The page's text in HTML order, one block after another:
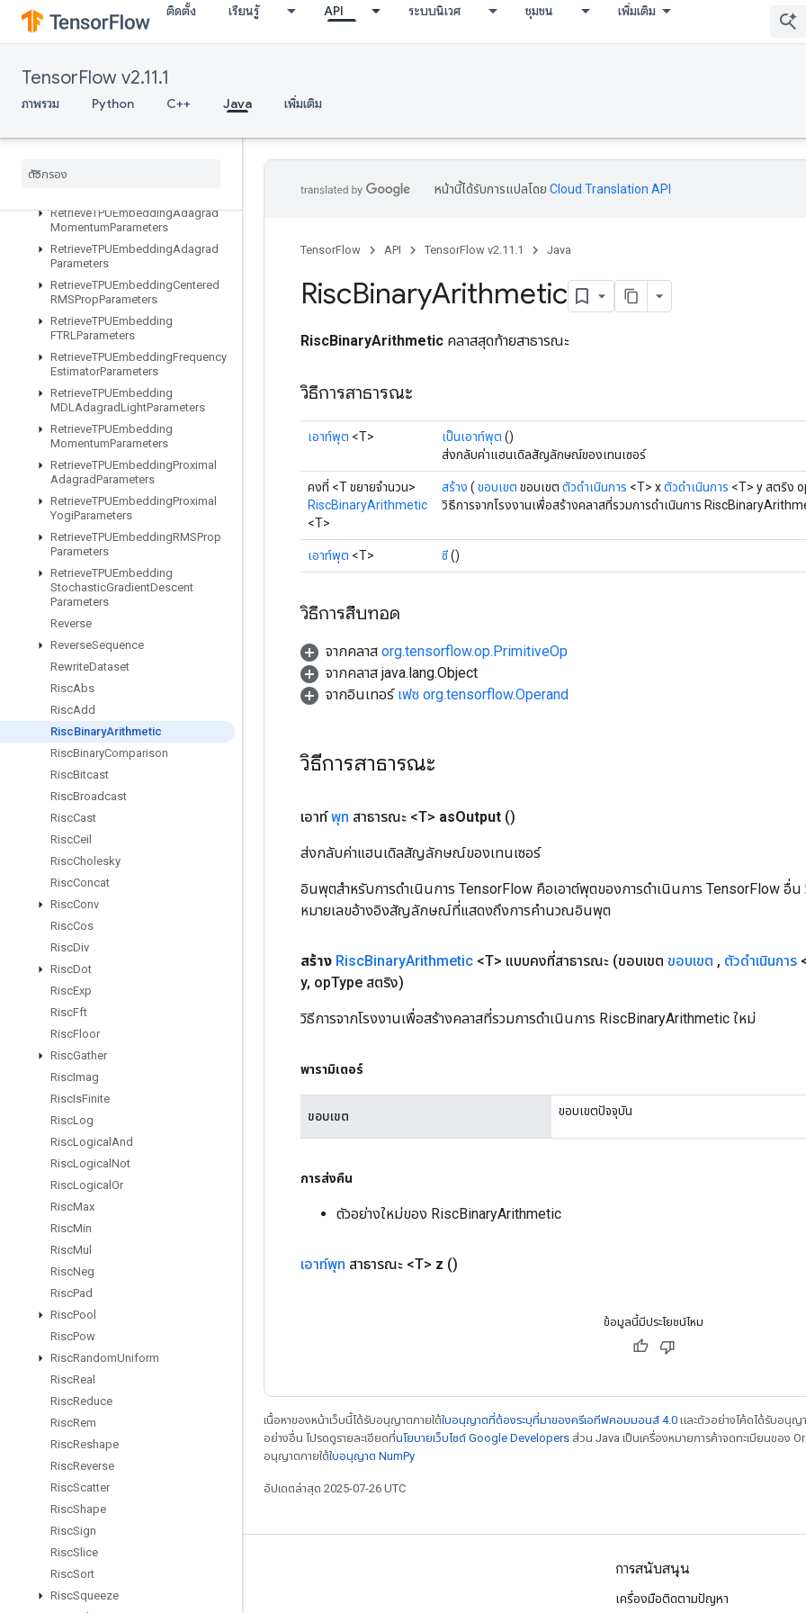
ติดตั้ง เรียนรู้ API ระบบนิเวศ ชุมชน เพิ่มเติม
TensorFlow v2.11.1
ภาพรวม Python C++ Java เพิ่มเติม
ResourceScatterUpdate
ResourceSparseApplyAdagradV2
ResourceStridedSliceAssign
RetrieveAllTPUEmbeddingParame
RetrieveTPUEmbedding
Retrieve
RetrieveTPUEmbeddingAdagrad
MomentumParameters
RetrieveTPUEmbeddingAdagrad
Parameters
RetrieveTPUEmbeddingCentered
RMSPropParameters
RetrieveTPUEmbedding
FTRLParameters
RetrieveTPUEmbeddingFrequency
EstimatorParameters
RetrieveTPUEmbedding
MDLAdagradLightParameters
RetrieveTPUEmbedding
MomentumParameters
RetrieveTPUEmbeddingProximal
AdagradParameters
RetrieveTPUEmbeddingProximal
YogiParameters
RetrieveTPUEmbeddingRMSProp
Parameters
RetrieveTPUEmbedding
StochasticGradientDescent
Parameters
Reverse
ReverseSequence
RewriteDataset
RiscAbs
RiscAdd
RiscBinaryArithmetic
RiscBinaryComparison
RiscBitcast
RiscBroadcast
RiscCast
RiscCeil
RiscCholesky
RiscConcat
RiscConv
RiscCos
RiscDiv
RiscDot
RiscExp
RiscFft
RiscFloor
RiscGather
RiscImag
RiscIsFinite
RiscLog
RiscLogical And
RiscLogical Not
RiscLogical Or
RiscMax
RiscMin
RiscMul
RiscNeg
RiscPad
RiscPool
RiscPow
RiscRandomUniform
RiscReal
RiscReduce
RiscRem
RiscReshape
RiscReverse
RiscScatter
RiscShape
RiscSign
RiscSlice
RiscSort
RiscSqueeze
หน้านี้ได้รับการแปลโดย Cloud Translation API
TensorFlow API TensorFlow v2.11.1 Java
RiscBinaryArithmetic
RiscBinaryArithmetic คลาสสุดท้ายสาธารณะ
วิธีการสาธารณะ
เอาท์พุต <T> เป็นเอาท์พุต ()
ส่งกลับค่าแฮนเดิลสัญลักษณ์ของเทนเซอร์
คงที่ <T ขยายจำนวน>
RiscBinaryArithmetic
<T>
สร้าง ( ขอบเขต ขอบเขต ตัวดำเนินการ <T> xตัวดำเนินการ <T> y สตริง
วิธีการจากโรงงานเพื่อสร้างคลาสที่รวมการดำเนินการ
เอาท์พุต <T> ซี()
วิธีการสืบทอด
จากคลาส org.tensorflow.op.PrimitiveOp
จากคลาส java.lang.Object
จากอินเทอร์ เฟซ org.tensorflow.Operand
วิธีการสาธารณะ
เอาท์พุท สาธารณะ <T> asOutput ()
ส่งกลับค่าแฮนเดิลสัญลักษณ์ของเทนเซอร์
อินพุตสำหรับการดำเนินการ TensorFlow คือเอาต์พุตของการดำเนินการ TensorFlow อื่น
หมายเลขอ้างอิงสัญลักษณ์ที่แสดงถึงการคำนวณอินพุต
สร้าง RiscBinaryArithmetic <T> แบบคงที่สาธารณะ (ขอบเขต ขอบเขต , ตัวดำเนินการ
y, opType สตริง)
วิธีการจากโรงงานเพื่อสร้างคลาสที่รวมการดำเนินการ RiscBinaryArithmetic ใหม่
พารามิเตอร์
ขอบเขต ขอบเขตปัจจุบัน
การส่งคืน
ตัวอย่างใหม่ของ RiscBinaryArithmetic
เอาท์พุท สาธารณะ <T> z ()
ข้อมูลนี้มีประโยชน์ไหม
เนื้อหาของหน้าเว็บนี้ได้รับอนุญาตภายใต้ใบอนุญาตที่ต้องระบุที่มาของครีเอทีฟคอมมอนส์ 4.0 และตัวอย่างโค้ดได้รับอนุญ
อย่างอื่น โปรดดูรายละเอียดที่นโยบายเว็บไซต์ Google Developers ส่วน Java เป็นเครื่องหมายการค้าจดทะเบียนของ
อนุญาตภายใต้ใบอนุญาต NumPy
อัปเดตล่าสุด 2025-07-26 UTC
เชื่อมต่อเสมอ
บล็อก
การสนับสนุน
เครื่องมือติดตามปัญหา